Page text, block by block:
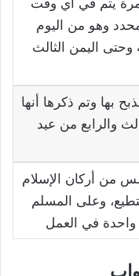
وهو من اليوم
اليمن الثالث
بها وتم ذكرها أنها
والرابع من عيد
من أركان الإسلام
وعلى المسلم
واحدة في العمل